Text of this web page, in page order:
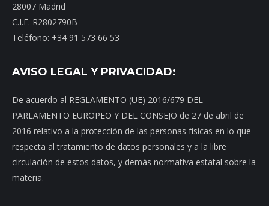
28007 Madrid
C.I.F. R2802790B
Teléfono: +34 91 573 66 53
AVISO LEGAL Y PRIVACIDAD:
De acuerdo al REGLAMENTO (UE) 2016/679 DEL
PARLAMENTO EUROPEO Y DEL CONSEJO de 27 de abril de
2016 relativo a la protección de las personas físicas en lo que
respecta al tratamiento de datos personales y a la libre
circulación de estos datos, y demás normativa estatal sobre la
materia.